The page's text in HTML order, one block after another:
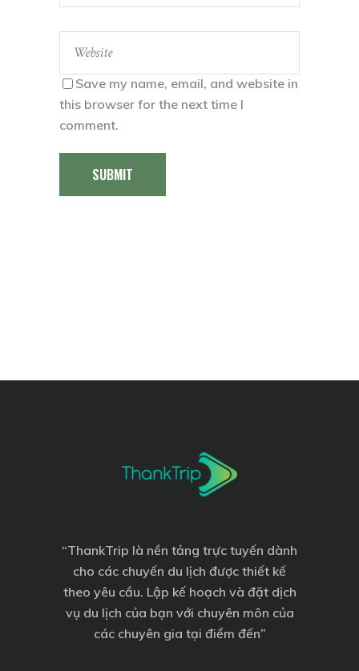
Save my name, email, and website in
this browser for the next time I
comment.
SUBMIT
“ThankTrip là nền tảng trực tuyến dành
cho các chuyến du lịch được thiết kế
theo yêu cầu. Lập kế hoạch và đặt dịch
vụ du lịch của bạn với chuyên môn của
các chuyên gia tại điểm đến”